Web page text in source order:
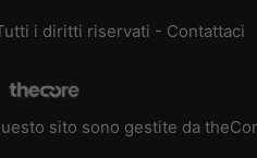
i diritti riservati - Contattaci
sito sono gestite da